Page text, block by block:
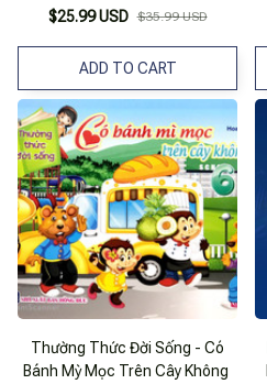
$25.99 USD $35.99 USD
ADD TO CART
Thường Thức Đời Sống - Có
Bánh Mỳ Mọc Trên Cây Không